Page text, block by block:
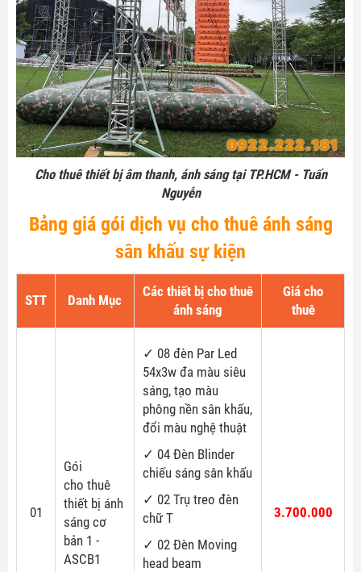
Cho thuê thiết bị âm thanh, ánh sáng tại TP.HCM - Tuấn
Nguyễn
Bảng giá gói dịch vụ cho thuê ánh sáng
sân khấu sự kiện
STT Danh Mục
Các thiết bị cho thuê
ánh sáng
Giá cho
thuê
01
Gói
cho thuê
thiết bị ánh
sáng cơ
bản 1 -
ASCB1
✓ 08 đèn Par Led
54x3w đa màu siêu
sáng, tạo màu
phông nền sân khấu,
đổi màu nghệ thuật
✓ 04 Đèn Blinder
chiếu sáng sân khấu
✓ 02 Trụ treo đèn
chữ T
✓ 02 Đèn Moving
head beam
3.700.000